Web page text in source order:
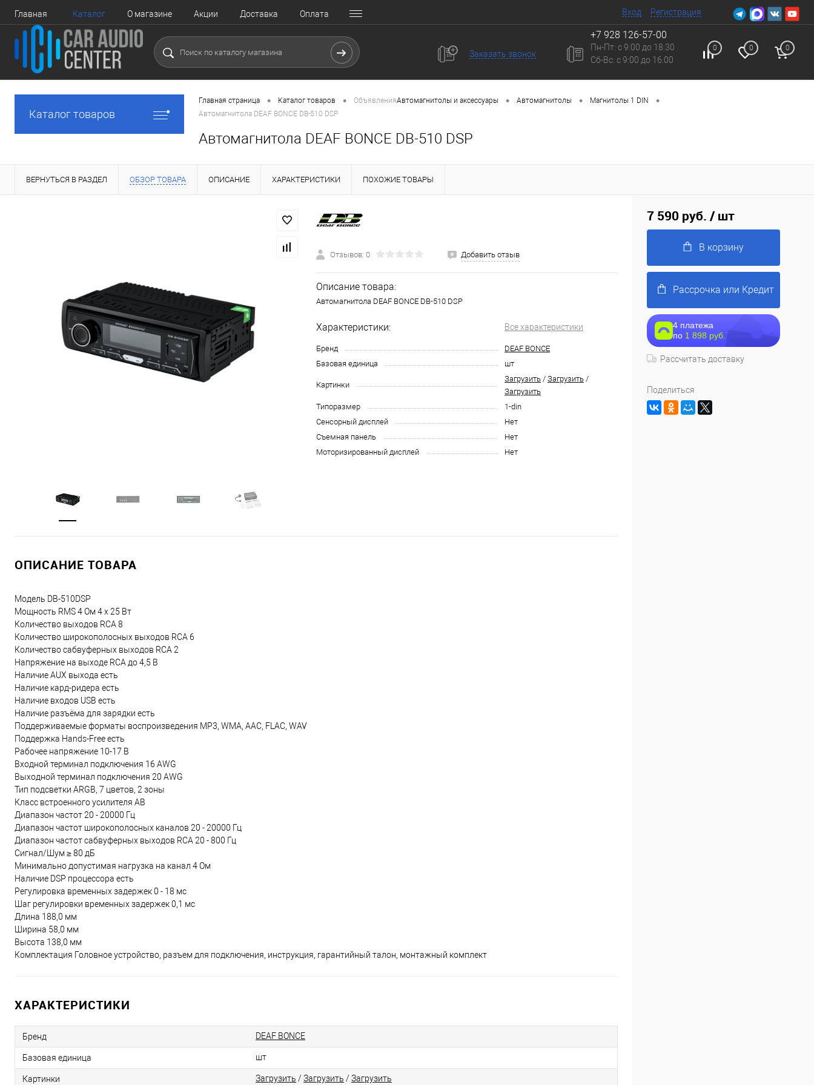
Главная Каталог О магазине Акции Доставка Оплата Вход Регистрация
Заказать звонок
+7 928 126-57-00
Пн-Пт: с 9:00 до 18:30
Сб-Вc: с 9:00 до 16:00
0 0 0
Каталог товаров
Главная страница • Каталог товаров • ОбъявленияАвтомагнитолы и аксессуары • Автомагнитолы • Магнитолы 1 DIN •
Автомагнитола DEAF BONCE DB-510 DSP
Автомагнитола DEAF BONCE DB-510 DSP
ВЕРНУТЬСЯ В РАЗДЕЛ ОБЗОР ТОВАРА ОПИСАНИЕ ХАРАКТЕРИСТИКИ ПОХОЖИЕ ТОВАРЫ
Отзывов: 0 Добавить отзыв
Описание товара:
Автомагнитола DEAF BONCE DB-510 DSP
Характеристики: Все характеристики
Бренд
DEAF BONCE
Базовая единица
шт
Картинки
Загрузить / Загрузить /
Загрузить
Типоразмер
1-din
Сенсорный дисплей
Нет
Съемная панель
Нет
Моторизированный дисплей
Нет
ОПИСАНИЕ ТОВАРА
Модель DB-510DSP
Мощность RMS 4 Ом 4 x 25 Вт
Количество выходов RCA 8
Количество широкополосных выходов RCA 6
Количество сабвуферных выходов RCA 2
Напряжение на выходе RCA до 4,5 В
Наличие AUX выхода есть
Наличие кард-ридера есть
Наличие входов USB есть
Наличие разъёма для зарядки есть
Поддерживаемые форматы воспроизведения MP3, WMA, AAC, FLAC, WAV
Поддержка Hands-Free есть
Рабочее напряжение 10-17 В
Входной терминал подключения 16 AWG
Выходной терминал подключения 20 AWG
Тип подсветки ARGB, 7 цветов, 2 зоны
Класс встроенного усилителя AB
Диапазон частот 20 - 20000 Гц
Диапазон частот широкополосных каналов 20 - 20000 Гц
Диапазон частот сабвуферных выходов RCA 20 - 800 Гц
Сигнал/Шум ≥ 80 дБ
Минимально допустимая нагрузка на канал 4 Ом
Наличие DSP процессора есть
Регулировка временных задержек 0 - 18 мс
Шаг регулировки временных задержек 0,1 мс
Длина 188,0 мм
Ширина 58,0 мм
Высота 138,0 мм
Комплектация Головное устройство, разъем для подключения, инструкция, гарантийный талон, монтажный комплект
ХАРАКТЕРИСТИКИ
Бренд DEAF BONCE
Базовая единица шт
Картинки Загрузить / Загрузить / Загрузить
7 590 руб. / шт
В корзину
Рассрочка или Кредит
4 платежа
по 1 898 руб.
Рассчитать доставку
Поделиться